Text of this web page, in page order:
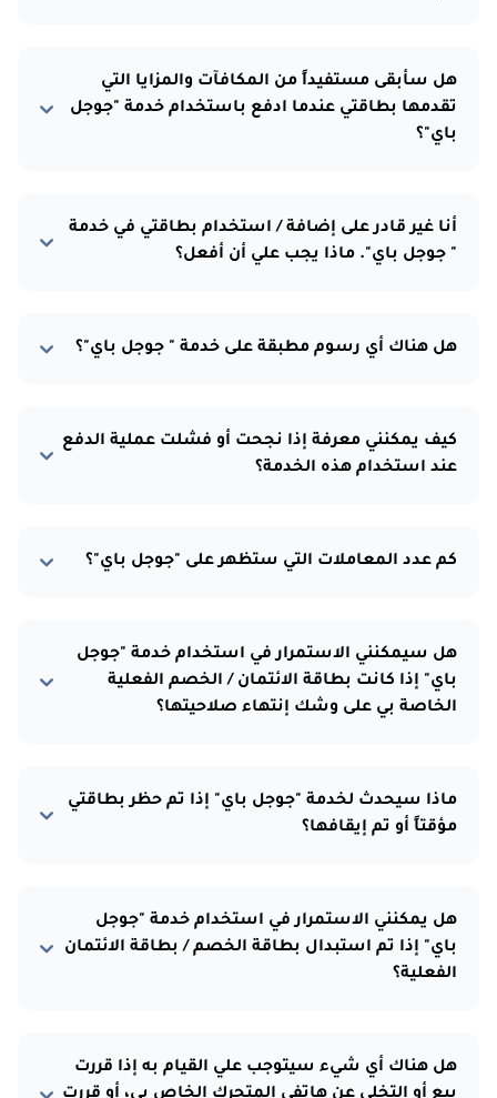
هل سأبقى مستفيداً من المكافآت والمزايا التي
تقدمها بطاقتي عندما ادفع باستخدام خدمة "جوجل
باي"؟
أنا غير قادر على إضافة / استخدام بطاقتي في خدمة
" جوجل باي". ماذا يجب علي أن أفعل؟
هل هناك أي رسوم مطبقة على خدمة " جوجل باي"؟
كيف يمكنني معرفة إذا نجحت أو فشلت عملية الدفع
عند استخدام هذه الخدمة؟
كم عدد المعاملات التي ستظهر على "جوجل باي"؟
هل سيمكنني الاستمرار في استخدام خدمة "جوجل
باي" إذا كانت بطاقة الائتمان / الخصم الفعلية
الخاصة بي على وشك إنتهاء صلاحيتها؟
ماذا سيحدث لخدمة "جوجل باي" إذا تم حظر بطاقتي
مؤقتاً أو تم إيقافها؟
هل يمكنني الاستمرار في استخدام خدمة "جوجل
باي" إذا تم استبدال بطاقة الخصم / بطاقة الائتمان
الفعلية؟
هل هناك أي شيء سيتوجب علي القيام به إذا قررت